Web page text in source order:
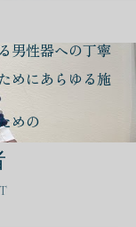
男性器への丁寧
ためにあらゆる施
めの